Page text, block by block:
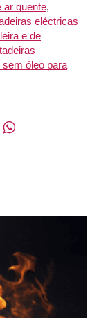
ar quente,
eléctricas
e de
sem óleo para